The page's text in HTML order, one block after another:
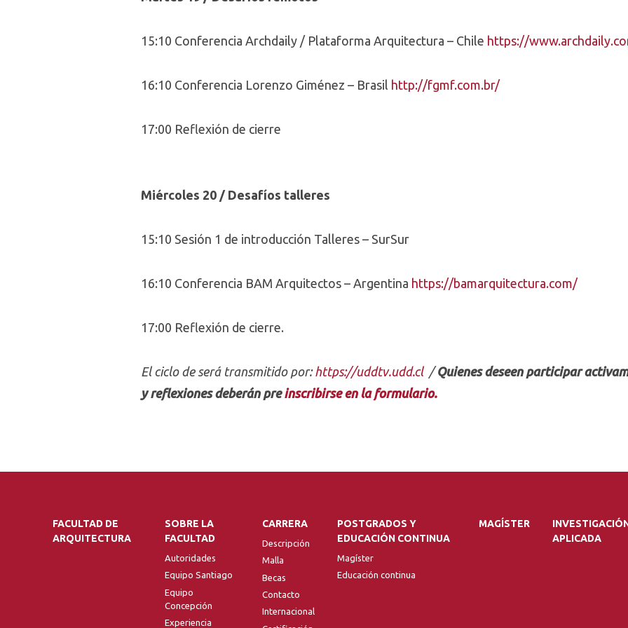
15:10 Conferencia Archdaily / Plataforma Arquitectura – Chile https://
16:10 Conferencia Lorenzo Giménez – Brasil http://fgmf.com.br/
17:00 Reflexión de cierre
Miércoles 20 / Desafíos talleres
15:10 Sesión 1 de introducción Talleres – SurSur
16:10 Conferencia BAM Arquitectos – Argentina https://bamarquitectura.com/
17:00 Reflexión de cierre.
El ciclo de será transmitido por:https://uddtv.udd.cl/Quienesdeseenparticipar
y reflexiones deberán preinscribirse en la formulario.
FACULTAD DE
ARQUITECTURA
SOBRE LA
FACULTAD
Autoridades
Equipo Santiago
Equipo
Concepción
Experiencia
CARRERA
Descripción
Malla
Becas
Contacto
Internacional
POSTGRADOS Y
EDUCACIÓN CONTINUA
Magíster
Educación continua
MAGÍSTER
APLICADA